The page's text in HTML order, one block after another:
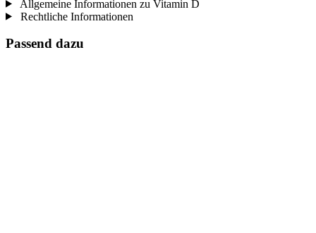
Allgemeine Informationen zu Vitamin D
Rechtliche Informationen
Passend dazu